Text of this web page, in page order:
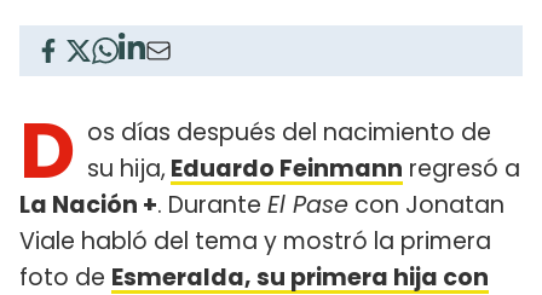
D os días después del nacimiento de
su hija, Eduardo Feinmann regresó a
La Nación +. Durante El Pase con Jonatan
Viale habló del tema y mostró la primera
foto de Esmeralda, su primera hija con